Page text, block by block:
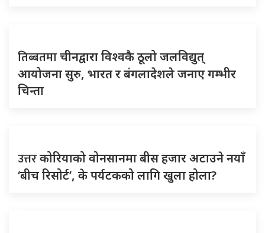
तिब्बतमाचीनद्वारा विश्वकै ठूलो जलविद्युत्
आयोजना सुरु, भारत र बंगलादेशले जनाए गम्भीर
चिन्ता
उत्तरकोरियाको वोनसानमा बीस हजार अटाउने नयाँ
‘बीच रिसोर्ट’, के पर्यटकको लागि खुला होला?